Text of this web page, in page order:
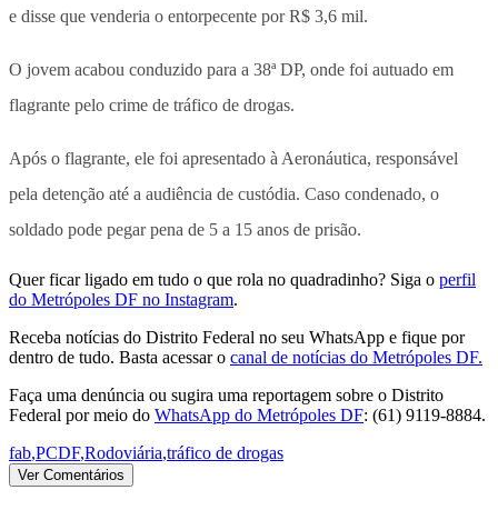
e disse que venderia o entorpecente por R$ 3,6 mil.
O jovem acabou conduzido para a 38ª DP, onde foi autuado em
flagrante pelo crime de tráfico de drogas.
Após o flagrante, ele foi apresentado à Aeronáutica, responsável
pela detenção até a audiência de custódia. Caso condenado, o
soldado pode pegar pena de 5 a 15 anos de prisão.
Quer ficar ligado em tudo o que rola no quadradinho? Siga o perfil
do Metrópoles DF no Instagram.
Receba notícias do Distrito Federal no seu WhatsApp e fique por
dentro de tudo. Basta acessar o canal de notícias do Metrópoles DF.
Faça uma denúncia ou sugira uma reportagem sobre o Distrito
Federal por meio do WhatsApp do Metrópoles DF: (61) 9119-8884.
fab,PCDF,Rodoviária,tráfico de drogas
Ver Comentários